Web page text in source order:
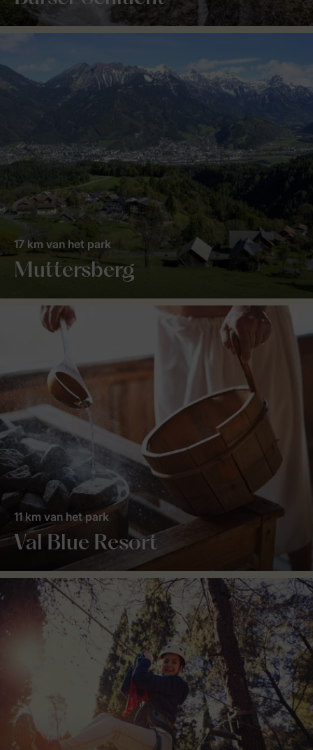
Muttersberg
17 km van het park
Val Blue Resort
11 km van het park